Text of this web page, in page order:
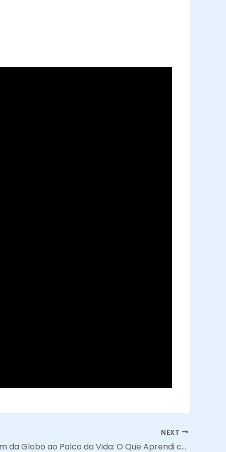
NEXT
Do Camarim da Globo ao Palco da Vida: O Que Aprendi com Rodolfo Santos Sobre Propósito e Vendas